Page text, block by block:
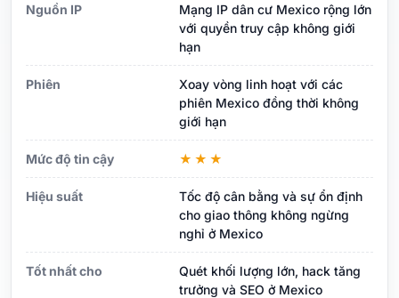
Nguồn IP
Mạng IP dân cư Mexico rộng lớn
với quyền truy cập không giới
hạn
Phiên
Xoay vòng linh hoạt với các
phiên Mexico đồng thời không
giới hạn
Mức độ tin cậy ★★★
Hiệu suất
Tốc độ cân bằng và sự ổn định
cho giao thông không ngừng
nghỉ ở Mexico
Tốt nhất cho
Quét khối lượng lớn, hack tăng
trưởng và SEO ở Mexico